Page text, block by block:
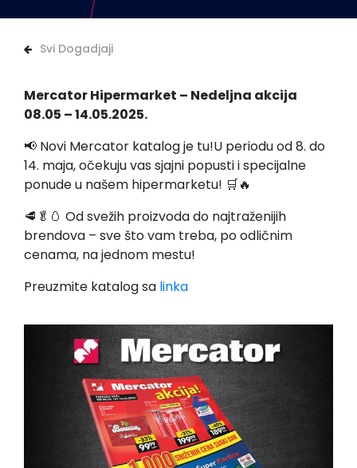
Svi Dogadjaji
Mercator Hipermarket – Nedeljna akcija
08.05 – 14.05.2025.
📢 Novi Mercator katalog je tu!U periodu od 8. do
14. maja, očekuju vas sjajni popusti i specijalne
ponude u našem hipermarketu! 🛒🔥
🥩🥬🥚 Od svežih proizvoda do najtraženijih
brendova – sve što vam treba, po odličnim
cenama, na jednom mestu!
Preuzmite katalog sa linka